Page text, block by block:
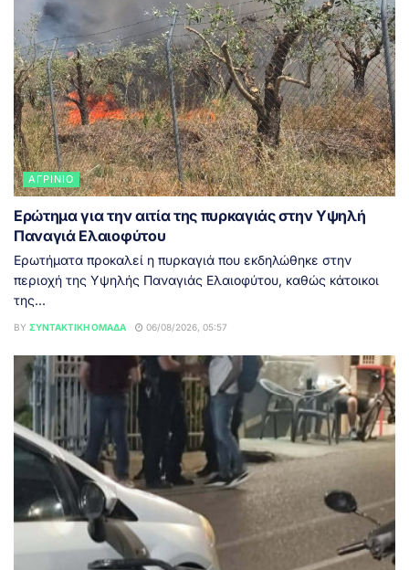
ΑΓΡΊΝΙΟ
Ερώτημα για την αιτία της πυρκαγιάς στην Υψηλή
Παναγιά Ελαιοφύτου
Ερωτήματα προκαλεί η πυρκαγιά που εκδηλώθηκε στην
περιοχή της Υψηλής Παναγιάς Ελαιοφύτου, καθώς κάτοικοι
της...
BY ΣΥΝΤΑΚΤΙΚΉ ΟΜΆΔΑ 06/08/2026, 05:57